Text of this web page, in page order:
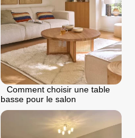
Comment choisir une table
basse pour le salon